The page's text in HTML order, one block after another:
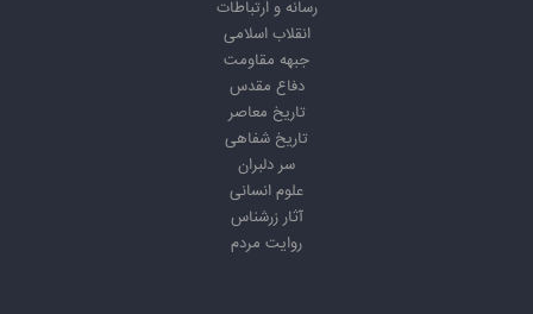
رسانه و ارتباطات
انقلاب اسلامی
جبهه مقاومت
دفاع مقدس
تاریخ معاصر
تاریخ شفاهی
سر دلبران
علوم انسانی
آثار زرشناس
روایت مردم